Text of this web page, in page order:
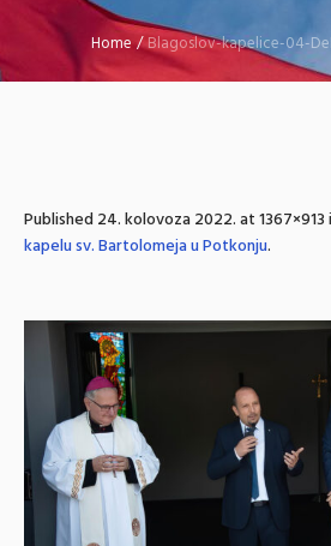
Home /Blagoslov-kapelice-04-
Published24. kolovoza 2022.at 1367×913
kapelu sv. Bartolomeja u Potkonju.